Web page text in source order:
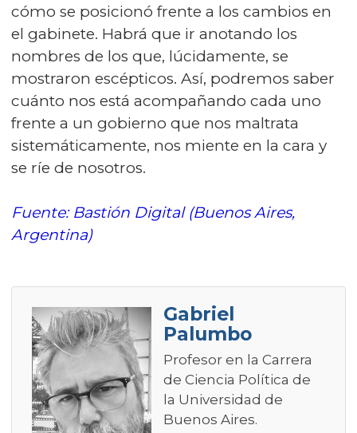
cómo se posicionó frente a los cambios en
el gabinete. Habrá que ir anotando los
nombres de los que, lúcidamente, se
mostraron escépticos. Así, podremos saber
cuánto nos está acompañando cada uno
frente a un gobierno que nos maltrata
sistemáticamente, nos miente en la cara y
se ríe de nosotros.
Fuente: Bastión Digital (Buenos Aires,
Argentina)
Gabriel
Palumbo
Profesor en la Carrera
de Ciencia Política de
la Universidad de
Buenos Aires.